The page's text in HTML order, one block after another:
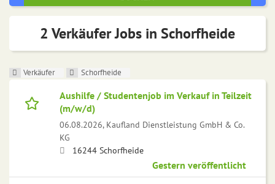
2 Verkäufer Jobs in Schorfheide
Verkäufer Schorfheide
Aushilfe / Studentenjob im Verkauf in Teilzeit
(m/w/d)
06.08.2026, Kaufland Dienstleistung GmbH & Co.
KG
16244 Schorfheide
Gestern veröffentlicht